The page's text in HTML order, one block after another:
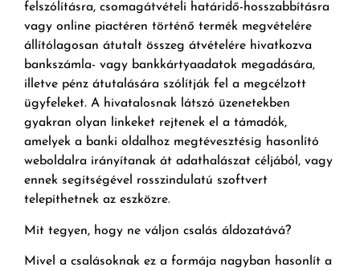
felszólításra, csomagátvételi határidő-hosszabbításra
vagy online piactéren történő termék megvételére
állítólagosan átutalt összeg átvételére hivatkozva
bankszámla- vagy bankkártyaadatok megadására,
illetve pénz átutalására szólítják fel a megcélzott
ügyfeleket. A hivatalosnak látszó üzenetekben
gyakran olyan linkeket rejtenek el a támadók,
amelyek a banki oldalhoz megtévesztésig hasonlító
weboldalra irányítanak át adathalászat céljából, vagy
ennek segítségével rosszindulatú szoftvert
telepíthetnek az eszközre.
Mit tegyen, hogy ne váljon csalás áldozatává?
Mivel a csalásoknak ez a formája nagyban hasonlít a